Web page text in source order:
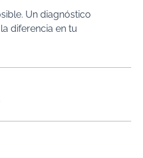
Un diagnóstico
diferencia en tu